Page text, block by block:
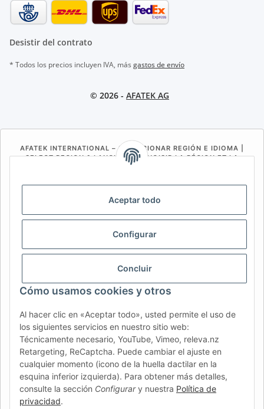
Aceptar todo
Configurar
Concluir
Cómo usamos cookies y otros
Al hacer clic en «Aceptar todo», usted permite el uso de
los siguientes servicios en nuestro sitio web:
Técnicamente necesario, YouTube, Vimeo, releva.nz
Retargeting, ReCaptcha. Puede cambiar el ajuste en
cualquier momento (icono de la huella dactilar en la
esquina inferior izquierda). Para obtener más detalles,
consulte la sección Configurary nuestra Política de
privacidad.
Desistir del contrato
* Todos los precios incluyen IVA, más gastos de envío
© 2026 - AFATEK AG
AFATEK INTERNATIONAL – SELECCIONAR REGIÓN E IDIOMA |
SELECT REGION & LANGUAGE | CHOISIR LA RÉGION ET LA
LANGUE
ES
UK NZ USA MX PT
CZ
RO HR
AFATEK España| Su especialista en recambios para
remolques
Asesoría técnica:info@afatek.com| P. IVA (DE):
DE354251646
Oferta para talleres: compras intracomunitarias netas (VIES)